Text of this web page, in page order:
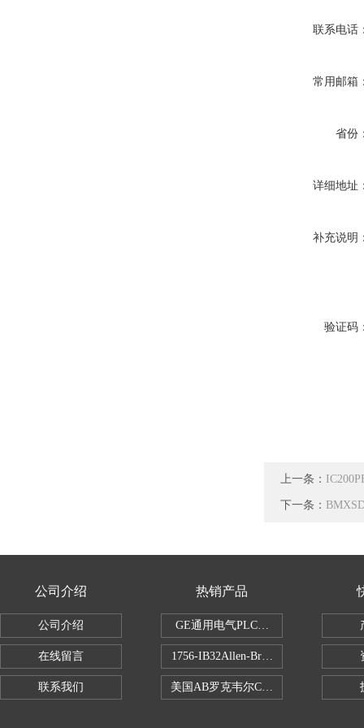
联系电话
常用邮箱
省份
详细地址
补充说明
验证码
上一条：
下一条：
公司介绍
公司介绍
在线留言
联系我们
热销产品
GE通用电气PLC控制器
1756-IB32Allen-Bradley1756IB32数字
美国AB罗克韦尔CPU处理器